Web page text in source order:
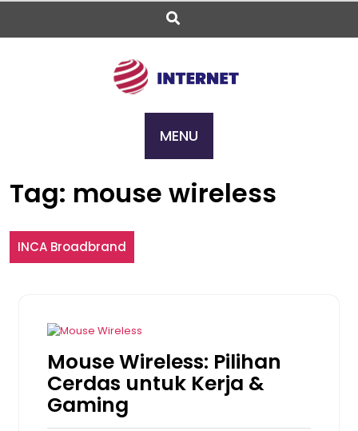
Skip
content
MENU
Tag: mouse wireless
INCA Broadbrand
Mouse Wireless: Pilihan
Cerdas untuk Kerja &
Gaming